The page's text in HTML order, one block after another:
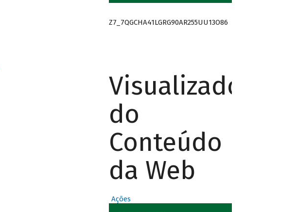
Z7_7QGCHA41LGRG90AR255UU13O86
Visualizador
do
Conteúdo
da Web
Ações